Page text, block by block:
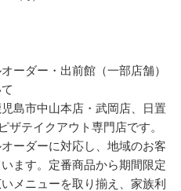
ーダー・出前館（一部店舗）
島市中山本店・武岡店、日置
テイクアウト専門店です。
ーダーに対応し、地域のお客
ます。定番商品から期間限定
メニューを取り揃え、家族利